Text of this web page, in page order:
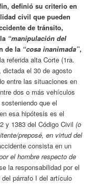
definió su criterio en
civil que pueden
de tránsito,
“manipulación del
de la “cosa inanimada”,
referida alta Corte (1ra.
el 30 de agosto
entre las situaciones en
dos o más vehículos
que el
esa hipótesis es el
y 1383 del Código Civil(o
preposé, en virtud del
consista en un
el hombre respecto de
la responsabilidad por el
del párrafo I del artículo